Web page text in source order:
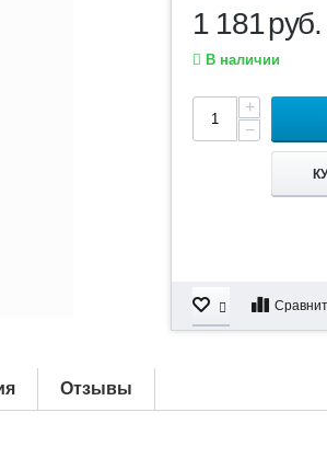
1 181руб.
В наличии
+
−
Отзывы